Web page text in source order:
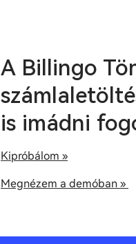
A Billingo
is imádni
Kipróbálom »
Megnézem a demóban »